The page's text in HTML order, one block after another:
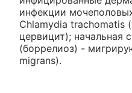
инфекции
Chlamydia trachomatis
цервицит); начальная
(боррелиоз) -
migrans).